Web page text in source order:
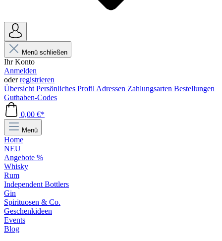
Menü schließen
Ihr Konto
Anmelden
oderregistrieren
Übersicht Persönliches Profil Adressen Zahlungsarten Bestellungen
Guthaben-Codes
0,00 €*
Menü
Home
NEU
Angebote %
Whisky
Rum
Independent Bottlers
Gin
Spirituosen & Co.
Geschenkideen
Events
Blog